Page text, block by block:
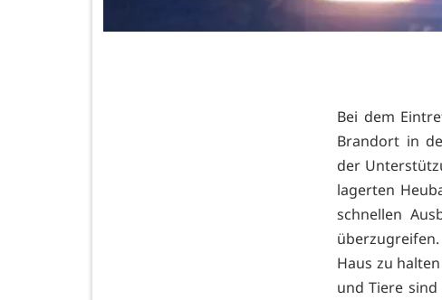
Bei dem
Brandort in
der
lagerten
schnellen
Haus zu
und Tiere